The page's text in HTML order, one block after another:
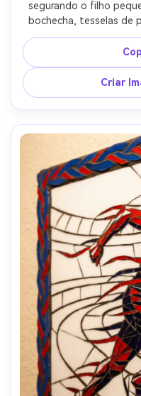
segurando o filho
bochecha, tesselas de
com peças de cerâmica
terrosa e mel, borda
aconchegante e
detalhada,
calmante, lente
iluminação
Criar